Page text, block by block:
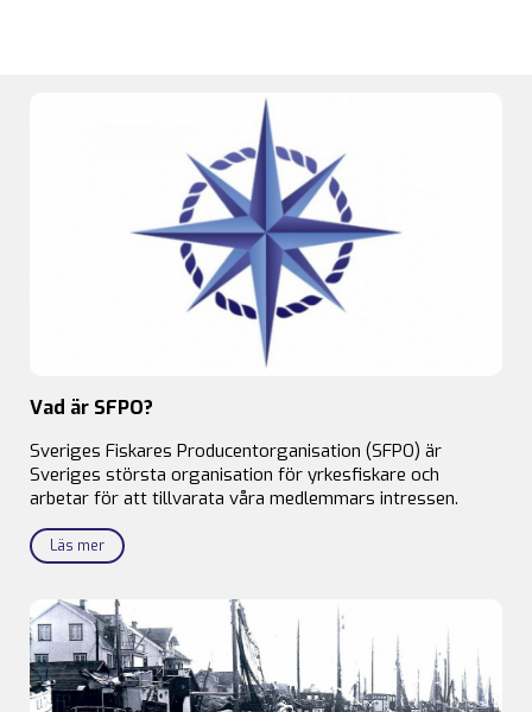
Vad är SFPO?
Sveriges Fiskares Producentorganisation (SFPO) är
Sveriges största organisation för yrkesfiskare och
arbetar för att tillvarata våra medlemmars intressen.
Läs mer